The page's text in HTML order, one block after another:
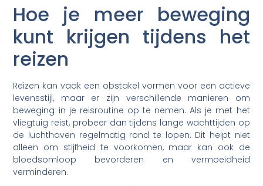
Hoe je meer beweging
kunt krijgen tijdens het
reizen
Reizen kan vaak een obstakel vormen voor een actieve
levensstijl, maar er zijn verschillende manieren om
beweging in je reisroutine op te nemen. Als je met het
vliegtuig reist, probeer dan tijdens lange wachttijden op
de luchthaven regelmatig rond te lopen. Dit helpt niet
alleen om stijfheid te voorkomen, maar kan ook de
bloedsomloop bevorderen en vermoeidheid
verminderen.